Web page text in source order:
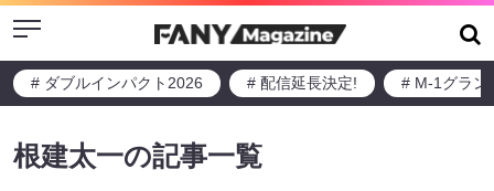
Menu
# ダブルインパクト2026 # 配信延長決定! # M-1グラン
根建太一の記事一覧